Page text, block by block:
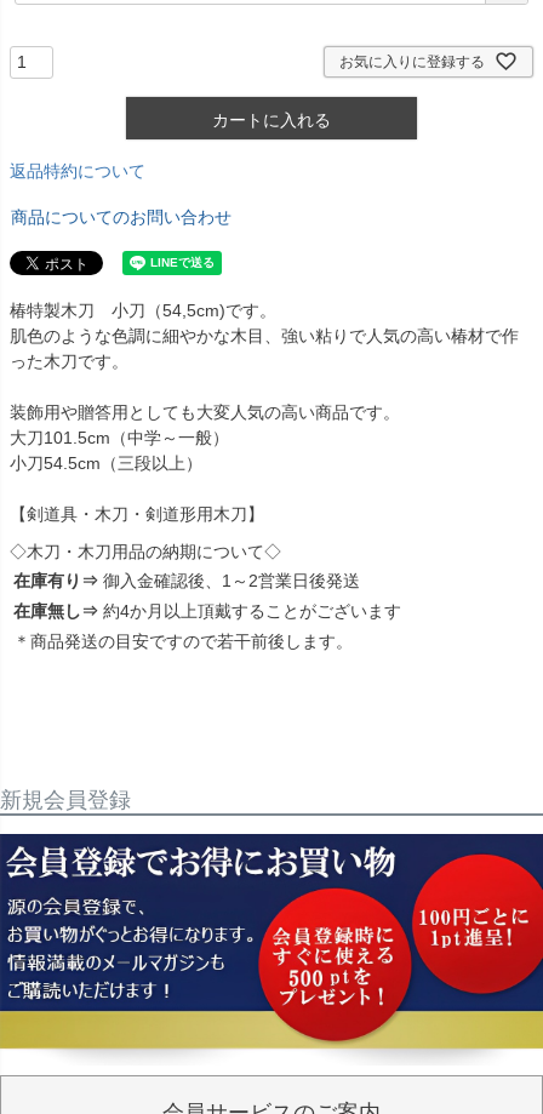
お気に入りに登録する
カートに入れる
返品特約について
商品についてのお問い合わせ
椿特製木刀 小刀（54,5cm)です。
肌色のような色調に細やかな木目、強い粘りで人気の高い椿材で作
った木刀です。
装飾用や贈答用としても大変人気の高い商品です。
大刀101.5cm（中学～一般）
小刀54.5cm（三段以上）
【剣道具・木刀・剣道形用木刀】
◇木刀・木刀用品の納期について◇
在庫有り⇒ 御入金確認後、1～2営業日後発送
在庫無し⇒ 約4か月以上頂戴することがございます
＊商品発送の目安ですので若干前後します。
新規会員登録